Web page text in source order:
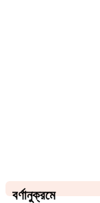
বর্ণানুক্রমে